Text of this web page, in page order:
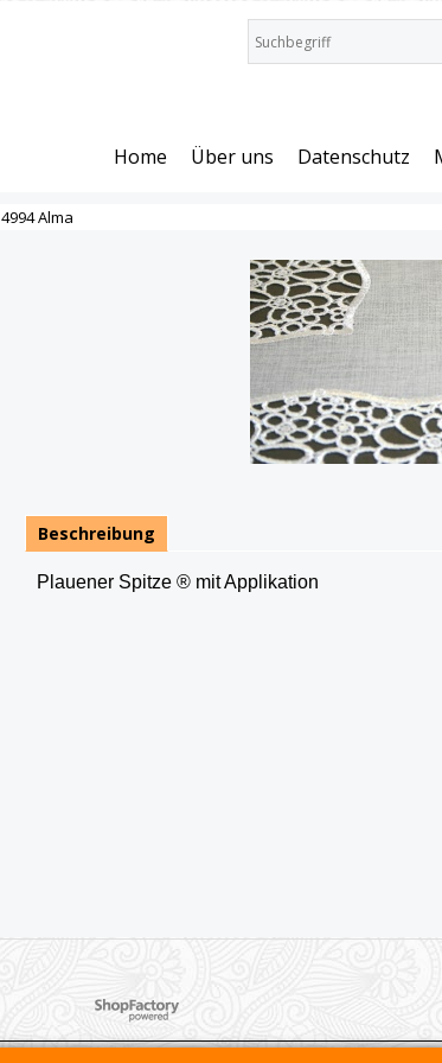
Home Über uns Datenschutz
4994 Alma
Beschreibung
Plauener Spitze ® mit Applikation
WebShop erstellt mit ShopFactory Shop Software.